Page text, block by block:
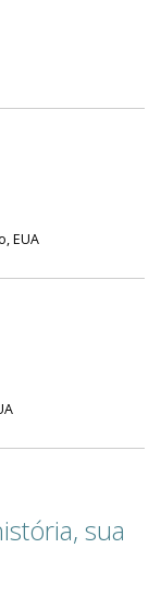
EUA
sua